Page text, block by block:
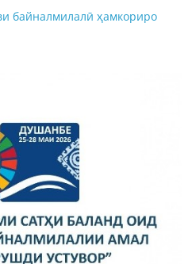
байналмилалӣ ҳамкориро